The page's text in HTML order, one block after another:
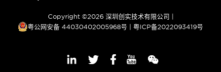
Copyright ©2026 深圳创实技术有限公司 |
粤公网安备 44030402005968号 | 粤ICP备2022093419号